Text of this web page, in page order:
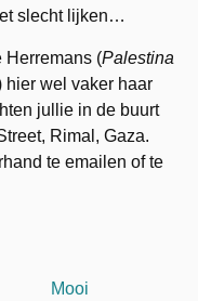
slecht lijken…
Herremans (Palestina
hier wel vaker haar
jullie in de buurt
Rimal, Gaza.
te emailen of te
Mooi